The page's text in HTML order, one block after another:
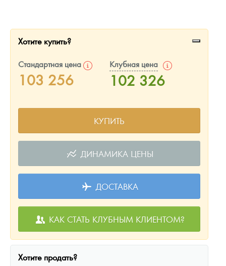
Наборы подарочных и коллекционных монет
Монеты и жетоны из недрагоценных металлов
Хотите купить?
Стандартная цена
103 256
Клубная цена
102 326
КУПИТЬ
ДИНАМИКА ЦЕНЫ
ДОСТАВКА
КАК СТАТЬ КЛУБНЫМ КЛИЕНТОМ?
Хотите продать?